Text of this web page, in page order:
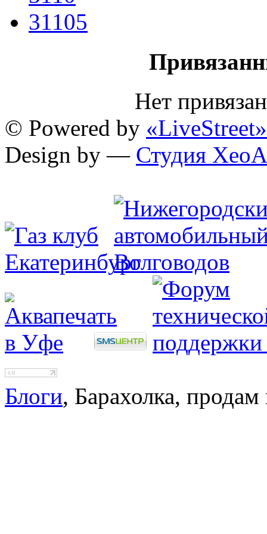
31105
Нет
© Powered by «LiveStreet»
Design by — Студия
Блоги, Барахолка, продам